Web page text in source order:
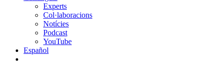
Experts
Col·laboracions
Notícies
Podcast
YouTube
Español